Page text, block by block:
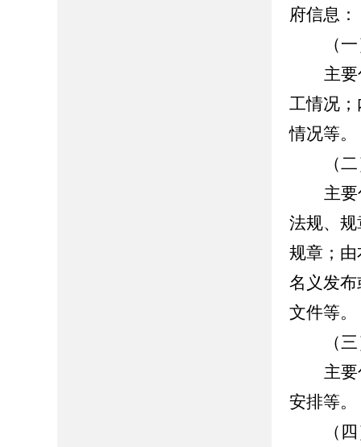
府信息：
（
主
工情况
情况等。
（
主
法规、
规章；
名义发
文件等。
（
主
安排等。
（